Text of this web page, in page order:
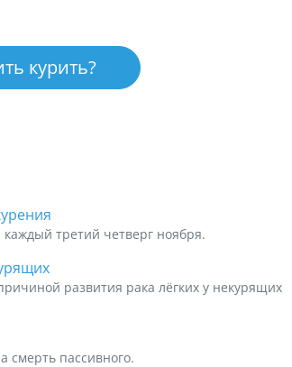
курить?
третий четверг ноября.
развития рака лёгких у некурящих
смерть пассивного.